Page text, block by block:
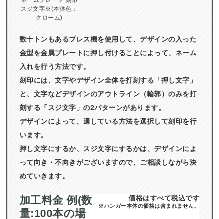
スジ文字※(本体色：
クローム)
数十トンもあるプレス機を使用して、デザインの入った
金型を金属プレートに押し付けることによって、ネーム
入れを行う方法です。
刻印には、文字やデザイン全体を打刻する「押し文字」
と、文字などデザインのアウトライン（輪郭）のみを打
刻する「スジ文字」の2パターンがあります。
デザインによって、適している方法を選択して刻印を行
います。
押し文字にするか、スジ文字にするかは、デザインによ
って向き・不向きがございますので、ご相談しながら決
めていきます。
加工料金 例(数
量:100本の場
価格はすべて税込です
※ハンガー本体の価格は含まれません。